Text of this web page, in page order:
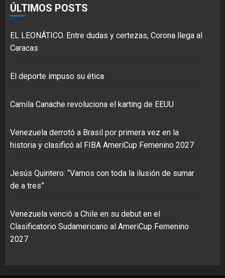
ÚLTIMOS POSTS
EL LEONÁTICO. Entre dudas y certezas, Corona llega al
Caracas
El deporte impuso su ética
Camila Canache revoluciona el karting de EEUU
Venezuela derrotó a Brasil por primera vez en la
historia y clasificó al FIBA AmeriCup Femenino 2027
Jesús Quintero: “Vamos con toda la ilusión de sumar
de a tres”
Venezuela venció a Chile en su debut en el
Clasificatorio Sudamericano al AmeriCup Femenino
2027